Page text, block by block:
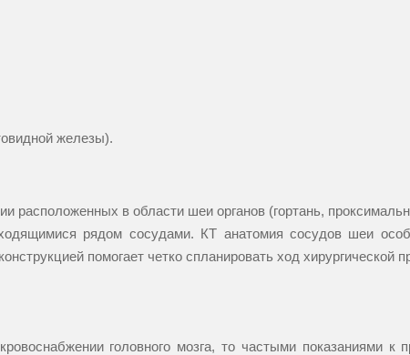
железы).
в области шеи органов (гортань,
рядом сосудами. КТ анатомия сосудов шеи
помогает четко спланировать ход хирургической
головного мозга, то частыми показаниями